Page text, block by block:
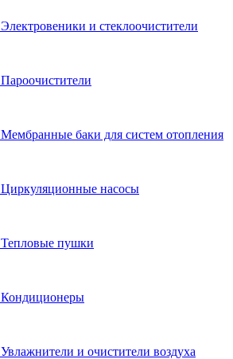
Электровеники и стеклоочистители
Пароочистители
Мембранные баки для систем отопления
Циркуляционные насосы
Тепловые пушки
Кондиционеры
Увлажнители и очистители воздуха